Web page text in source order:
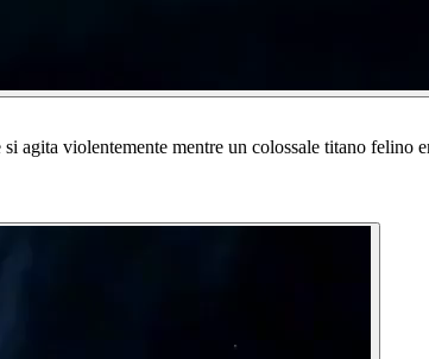
agita violentemente mentre un colossale titano